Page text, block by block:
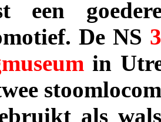
een
De NS
in
als